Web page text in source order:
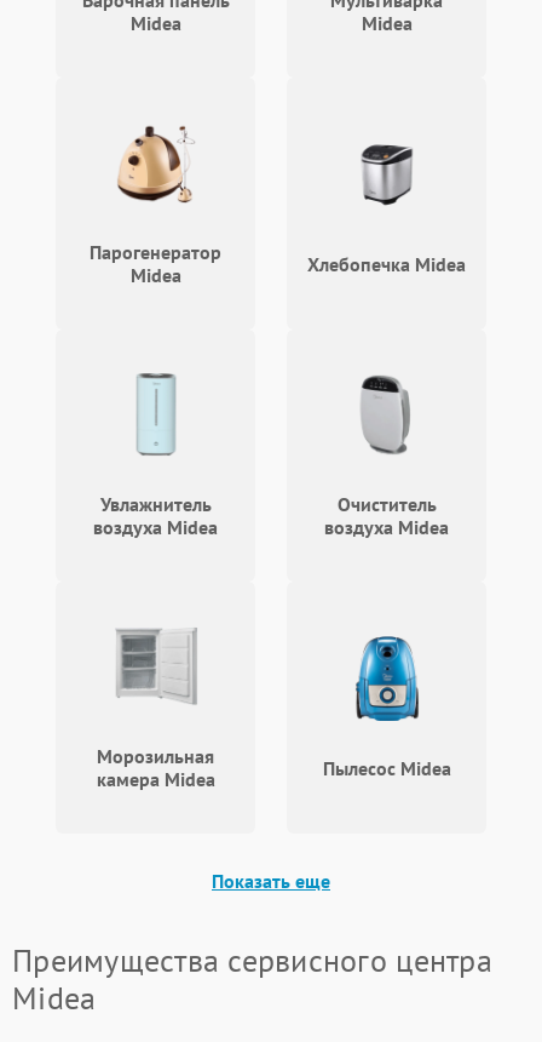
Midea
Midea
Парогенератор
Midea
Хлебопечка Midea
Увлажнитель
воздуха Midea
Очиститель
воздуха Midea
Морозильная
камера Midea
Пылесос Midea
Показать еще
Преимущества сервисного центра
Midea